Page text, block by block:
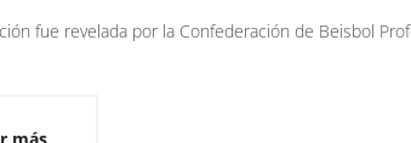
fue revelada por la Confederación de Beisbol